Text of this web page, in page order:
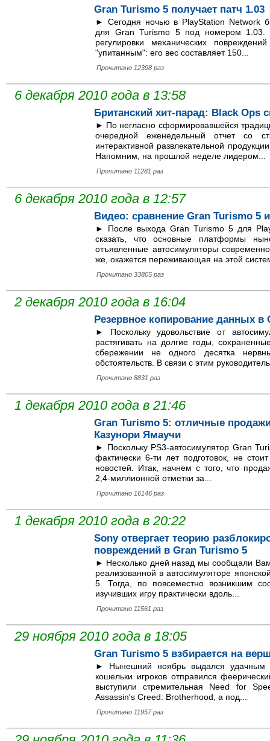
Gran Turismo 5 получает патч 1.03
► Сегодня ночью в PlayStation Network
для Gran Turismo 5 под номером 1.03.
регулировки механических
"упитанным": его вес составляет 150...
Прочитано 12398 раз
6 декабря 2010 года в 13:58
Британский хит-парад: Black Ops
► По негласно сформировавшейся
очередной еженедельный отчет со
интерактивной развлекательной
Напомним, на прошлой неделе лидером...
Прочитано 11281 раз
6 декабря 2010 года в 12:57
Видео: сравнение Gran Turismo 5
► После выхода Gran Turismo 5 для
сказать, что основные платформы
отъявленные автосимуляторы
же, окажется переживающая на этой
Прочитано 33805 раз
2 декабря 2010 года в 16:04
Резервное копирование данных в
► Поскольку удовольствие от
растягивать на долгие годы,
сбережении не одного десятка
обстоятельств. В связи с этим
Прочитано 8831 раз
1 декабря 2010 года в 21:46
Gran Turismo 5: отличные
Казунори Ямаучи
► Поскольку PS3-автосимулятор Gran
фактически 6-ти лет подготовок, не
новостей. Итак, начнем с того, что
2,4-миллионной отметки за...
Прочитано 16146 раз
1 декабря 2010 года в 20:22
Sony отвергает теорию
повреждений в Gran Turismo 5
► Несколько дней назад мы сообщали
реализованной в автосимуляторе
5. Тогда, по повсеместно возникшим
изучивших игру практически вдоль...
Прочитано 11561 раз
29 ноября 2010 года в 18:05
Gran Turismo 5 взбирается на
► Нынешний ноябрь выдался удачным
кошельки игроков отправился
выступили стремительная Need for
Assassin's Creed: Brotherhood, а под...
Прочитано 11957 раз